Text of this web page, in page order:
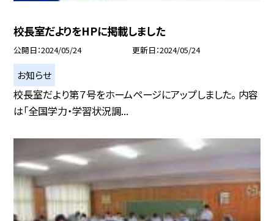
校長室だよりをHPに掲載しました
公開日 2024/05/24 更新日 2024/05/24
お知らせ
校長室だより第７号をホームページにアップしました。 内容
は「全国学力・学習状況調...